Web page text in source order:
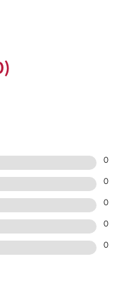
0
0
0
0
0